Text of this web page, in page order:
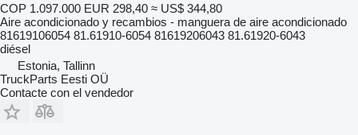
COP 1.097.000 EUR 298,40 ≈ US$ 344,80
Aire acondicionado y recambios - manguera de aire acondicionado
81619106054 81.61910-6054 81619206043 81.61920-6043
diésel
Estonia, Tallinn
TruckParts Eesti OÜ
Contacte con el vendedor